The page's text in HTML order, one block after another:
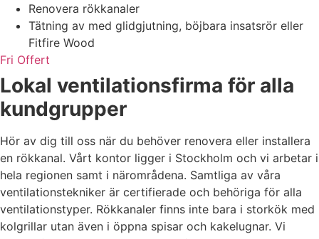
Renovera rökkanaler
Tätning av med glidgjutning, böjbara insatsrör eller
Fitfire Wood
Fri Offert
Lokal ventilationsfirma för alla
kundgrupper
Hör av dig till oss när du behöver renovera eller installera
en rökkanal. Vårt kontor ligger i Stockholm och vi arbetar i
hela regionen samt i närområdena. Samtliga av våra
ventilationstekniker är certifierade och behöriga för alla
ventilationstyper. Rökkanaler finns inte bara i storkök med
kolgrillar utan även i öppna spisar och kakelugnar. Vi